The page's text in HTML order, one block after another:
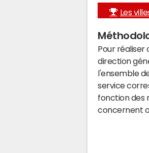
Les
Pour réaliser
direction
l'ensemble
service
fonction des
concernent